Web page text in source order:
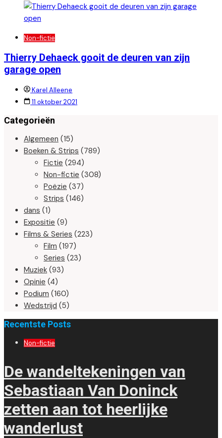
Non-fictie
Thierry Dehaeck gooit de deuren van zijn
garage open
Karel Alleene
11 oktober 2021
Categorieën
Algemeen (15)
Boeken & Strips (789)
Fictie (294)
Non-fictie (308)
Poëzie (37)
Strips (146)
dans (1)
Expositie (9)
Films & Series (223)
Film (197)
Series (23)
Muziek (93)
Opinie (4)
Podium (160)
Wedstrijd (5)
Recentste Posts
Non-fictie
De wandeltekeningen van
Sebastiaan Van Doninck
zetten aan tot heerlijke
wanderlust